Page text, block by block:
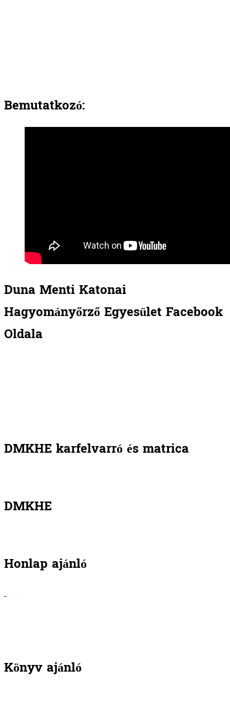
Bemutatkozó:
Duna Menti Katonai
Hagyományőrző Egyesület Facebook
Oldala
DMKHE karfelvarró és matrica
DMKHE
Honlap ajánló
Könyv ajánló